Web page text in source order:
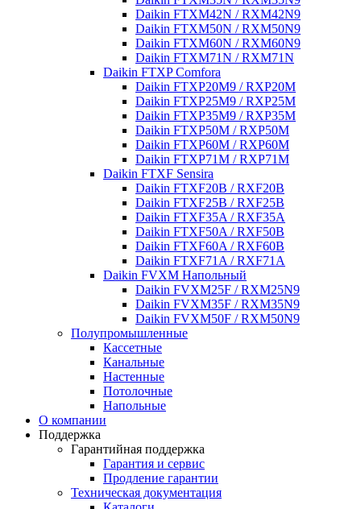
Daikin FTXM42N / RXM42N9
Daikin FTXM50N / RXM50N9
Daikin FTXM60N / RXM60N9
Daikin FTXM71N / RXM71N
Daikin FTXP Comfora
Daikin FTXP20M9 / RXP20M
Daikin FTXP25M9 / RXP25M
Daikin FTXP35M9 / RXP35M
Daikin FTXP50M / RXP50M
Daikin FTXP60M / RXP60M
Daikin FTXP71M / RXP71M
Daikin FTXF Sensira
Daikin FTXF20B / RXF20B
Daikin FTXF25B / RXF25B
Daikin FTXF35A / RXF35A
Daikin FTXF50A / RXF50B
Daikin FTXF60A / RXF60B
Daikin FTXF71A / RXF71A
Daikin FVXM Напольный
Daikin FVXM25F / RXM25N9
Daikin FVXM35F / RXM35N9
Daikin FVXM50F / RXM50N9
Полупромышленные
Кассетные
Канальные
Настенные
Потолочные
Напольные
О компании
Поддержка
Гарантийная поддержка
Гарантия и сервис
Продление гарантии
Техническая документация